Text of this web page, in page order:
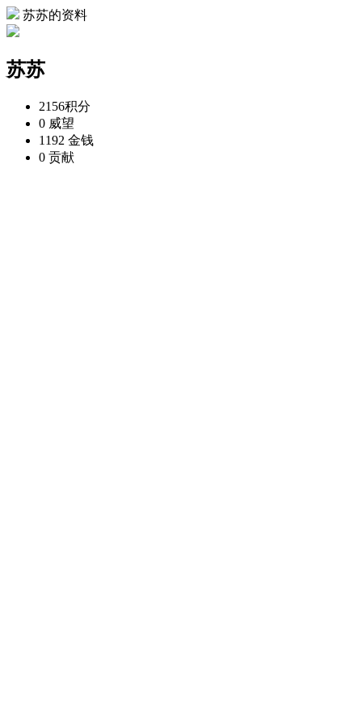
苏苏的资料
苏苏
2156积分
0 威望
1192 金钱
0 贡献